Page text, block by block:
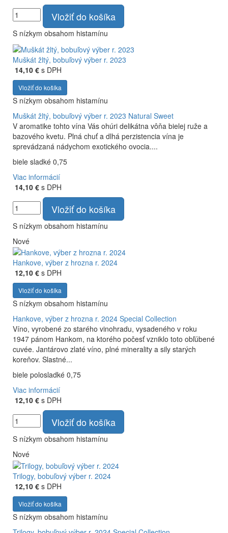
Vložiť do košíka
S nízkym obsahom histamínu
Muškát žltý, bobuľový výber r. 2023
14,10 € s DPH
Vložiť do košíka
S nízkym obsahom histamínu
Muškát žltý, bobuľový výber r. 2023 Natural Sweet
V aromatike tohto vína Vás ohúri delikátna vôňa bielej ruže a
bazového kvetu. Plná chuť a dlhá perzistencia vína je
sprevádzaná nádychom exotického ovocia....
biele sladké 0,75
Viac informácií
14,10 € s DPH
Vložiť do košíka
S nízkym obsahom histamínu
Nové
Hankove, výber z hrozna r. 2024
12,10 € s DPH
Vložiť do košíka
S nízkym obsahom histamínu
Hankove, výber z hrozna r. 2024 Special Collection
Víno, vyrobené zo starého vinohradu, vysadeného v roku
1947 pánom Hankom, na ktorého počesť vzniklo toto obľúbené
cuvée. Jantárovo zlaté víno, plné minerality a sily starých
koreňov. Slastné...
biele polosladké 0,75
Viac informácií
12,10 € s DPH
Vložiť do košíka
S nízkym obsahom histamínu
Nové
Trilogy, bobuľový výber r. 2024
12,10 € s DPH
Vložiť do košíka
S nízkym obsahom histamínu